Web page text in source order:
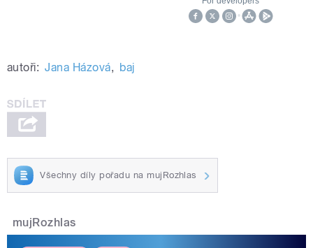
autoři: Jana Házová, baj
Všechny díly pořadu na mujRozhlas
mujRozhlas